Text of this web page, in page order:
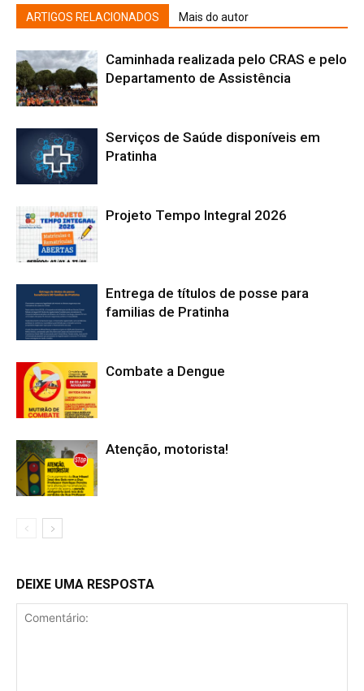
ARTIGOS RELACIONADOS Mais do autor
Caminhada realizada pelo CRAS e pelo
Departamento de Assistência
Serviços de Saúde disponíveis em
Pratinha
Projeto Tempo Integral 2026
Entrega de títulos de posse para
familias de Pratinha
Combate a Dengue
Atenção, motorista!
DEIXE UMA RESPOSTA